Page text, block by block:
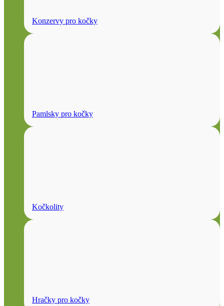
Konzervy pro kočky
Pamlsky pro kočky
Kočkolity
Hračky pro kočky